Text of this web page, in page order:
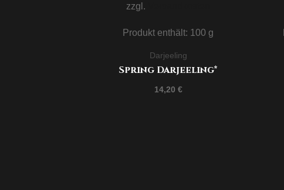
zzgl.
Produkt enthält: 100 g
Darjeeling
Spring Darjeeling*
14,20 €